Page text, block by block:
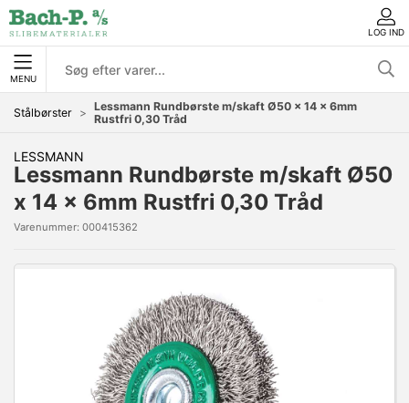
LOG IND
MENU
Stålbørster
Lessmann Rundbørste m/skaft Ø50 x 14 x 6mm
Rustfri 0,30 Tråd
LESSMANN
Lessmann Rundbørste m/skaft Ø50
x 14 x 6mm Rustfri 0,30 Tråd
Varenummer: 000415362